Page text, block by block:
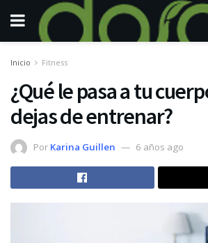
Inicio Fitness
¿Qué le pasa a tu
dejas de entrenar?
Por Karina Guillen 6 años ago